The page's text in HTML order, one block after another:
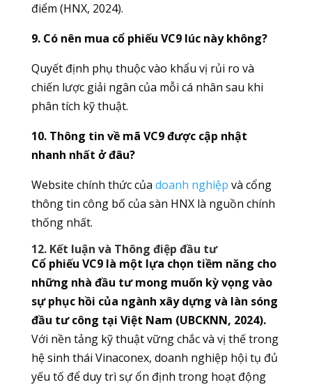
điểm (HNX, 2024).
9. Có nên mua cổ phiếu VC9 lúc này không?
Quyết định phụ thuộc vào khẩu vị rủi ro và
chiến lược giải ngân của mỗi cá nhân sau khi
phân tích kỹ thuật.
10. Thông tin về mã VC9 được cập nhật
nhanh nhất ở đâu?
Website chính thức của doanh nghiệp và cổng
thông tin công bố của sàn HNX là nguồn chính
thống nhất.
12. Kết luận và Thông điệp đầu tư
Cổ phiếu VC9 là một lựa chọn tiềm năng cho
những nhà đầu tư mong muốn kỳ vọng vào
sự phục hồi của ngành xây dựng và làn sóng
đầu tư công tại Việt Nam (UBCKNN, 2024).
Với nền tảng kỹ thuật vững chắc và vị thế trong
hệ sinh thái Vinaconex, doanh nghiệp hội tụ đủ
yếu tố để duy trì sự ổn định trong hoạt động